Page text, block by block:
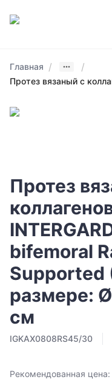
Главная / /
Протез вязаный с
Протез
bifemoral
Supported
размере:
см
IGKAX0808RS45/30
Рекомендованная цена: